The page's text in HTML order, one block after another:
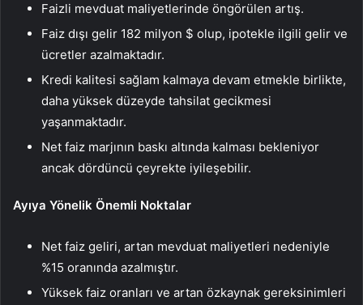
Faizli mevduat maliyetlerinde öngörülen artış.
Faiz dışı gelir 182 milyon $ olup, ipotekle ilgili gelir ve
ücretler azalmaktadır.
Kredi kalitesi sağlam kalmaya devam etmekle birlikte,
daha yüksek düzeyde tahsilat gecikmesi
yaşanmaktadır.
Net faiz marjının baskı altında kalması bekleniyor
ancak dördüncü çeyrekte iyileşebilir.
Ayıya Yönelik Önemli Noktalar
Net faiz geliri, artan mevduat maliyetleri nedeniyle
%15 oranında azalmıştır.
Yüksek faiz oranları ve artan özkaynak gereksinimleri